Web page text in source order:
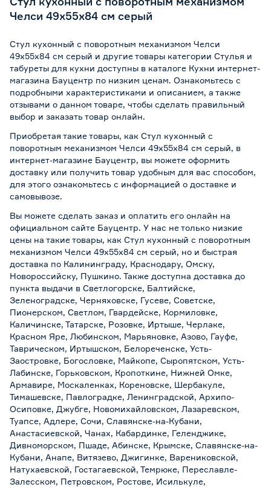
Челси 49х55х84 см серый
Стул кухонный с поворотным механизмом Челси
49х55х84 см серый и другие товары категории Стулья и
табуреты для кухни доступны в каталоге Кухни интернет-
магазина Бауцентр по низким ценам. Ознакомьтесь с
подробными характеристиками и описанием, а также
отзывами о данном товаре, чтобы сделать правильный
выбор и заказать товар онлайн.
Приобретая такие товары, как Стул кухонный с
поворотным механизмом Челси 49х55х84 см серый, в
интернет-магазине Бауцентр, вы можете оформить
доставку или получить товар удобным для вас способом,
для этого ознакомьтесь с информацией о доставке и
самовывозе.
Вы можете сделать заказ и оплатить его онлайн на
официальном сайте Бауцентр. У нас не только низкие
цены на такие товары, как Стул кухонный с поворотным
механизмом Челси 49х55х84 см серый, но и быстрая
доставка по Калининграду, Краснодару, Омску,
Новороссийску, Пушкино. Также доступна доставка до
пункта выдачи в Светлогорске, Балтийске,
Зеленоградске, Черняховске, Гусеве, Советске,
Пионерском, Светлом, Гвардейске, Кормиловке,
Каличинске, Татарске, Розовке, Иртыше, Черлаке,
Красном Яре, Любинском, Марьяновке, Азово, Гауфе,
Таврическом, Иртышском, Белореченске, Усть-
Заостровке, Богословке, Майкопе, Сыропятском, Усть-
Лабинске, Горьковском, Кропоткине, Нижней Омке,
Армавире, Москаленках, Кореновске, Шербакуле,
Тимашевске, Павлоградке, Ленинградской, Архипо-
Осиповке, Джубге, Новомихайловском, Лазаревском,
Туапсе, Адлере, Сочи, Славянске-на-Кубани,
Анастасиевской, Чанах, Кабардинке, Геленджике,
Дивноморском, Пшаде, Абинске, Крымске, Славянске-на-
Кубани, Анапе, Витязево, Джигинке, Варениковской,
Натухаевской, Гостагаевской, Темрюке, Переславле-
Залесском, Петровском, Ростове, Исилькуле,